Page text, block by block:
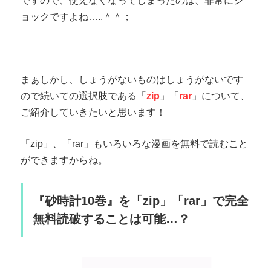
ョックですよね…..＾＾；
まぁしかし、しょうがないものはしょうがないです
ので続いての選択肢である「zip 」「 rar 」について、
ご紹介していきたいと思います！
「zip」、「rar」もいろいろな漫画を無料で読むこと
ができますからね。
『砂時計10巻』を「zip」「rar」で完全
無料読破することは可能…？